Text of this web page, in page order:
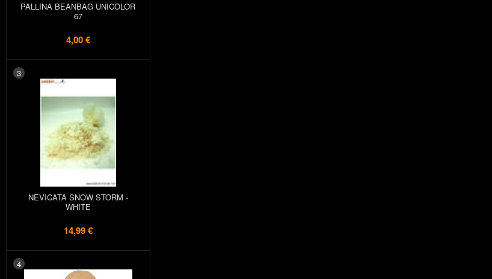
PALLINA BEANBAG UNICOLOR
67
4,00 €
3
NEVICATA SNOW STORM -
WHITE
14,99 €
4